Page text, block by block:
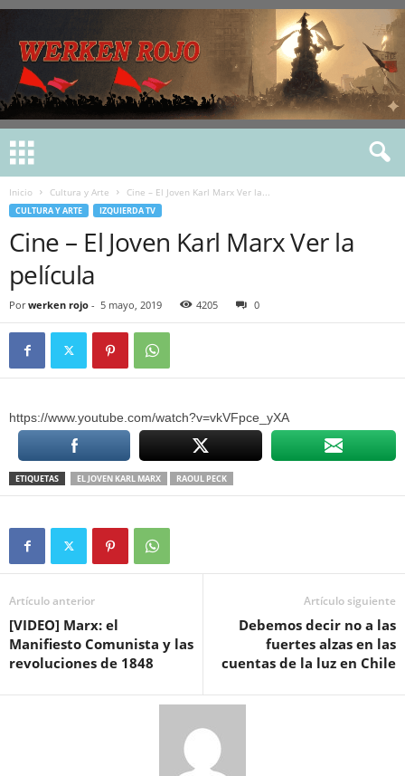
Inicio Cultura y Arte Cine – El Joven Karl Marx Ver la...
CULTURA Y ARTE IZQUIERDA TV
Cine – El Joven Karl Marx Ver la
película
Por werken rojo - 5 mayo, 2019 4205 0
https://www.youtube.com/watch?v=vkVFpce_yXA
ETIQUETAS EL JOVEN KARL MARX RAOUL PECK
Artículo anterior
[VIDEO] Marx: el
Manifiesto Comunista y las
revoluciones de 1848
Artículo siguiente
Debemos decir no a las
fuertes alzas en las
cuentas de la luz en Chile